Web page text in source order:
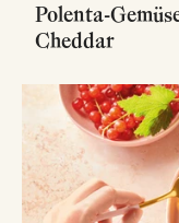
Polenta-
Cheddar